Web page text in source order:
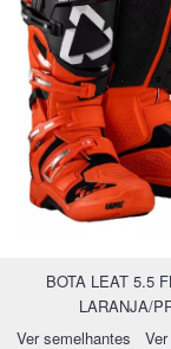
BOTA LEAT 5.5
LARANJA/
Ver semelhantes